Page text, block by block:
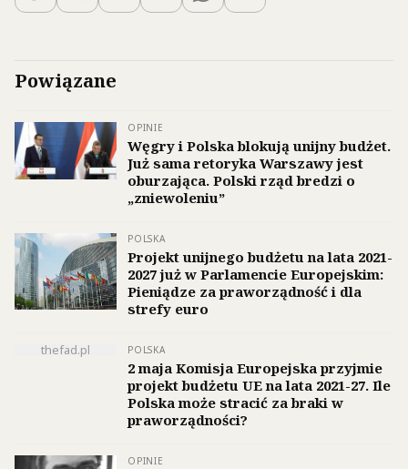
Powiązane
OPINIE
Węgry i Polska blokują unijny budżet.
Już sama retoryka Warszawy jest
oburzająca. Polski rząd bredzi o
„zniewoleniu”
POLSKA
Projekt unijnego budżetu na lata 2021-
2027 już w Parlamencie Europejskim:
Pieniądze za praworządność i dla
strefy euro
thefad.pl POLSKA
2 maja Komisja Europejska przyjmie
projekt budżetu UE na lata 2021-27. Ile
Polska może stracić za braki w
praworządności?
OPINIE